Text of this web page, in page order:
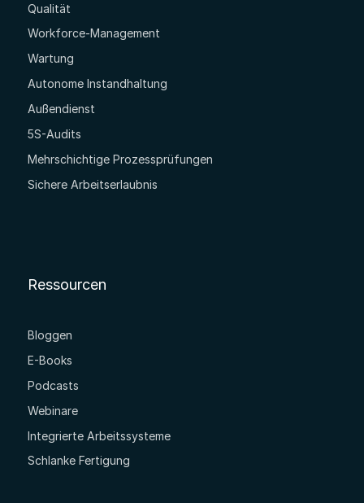
Qualität
Workforce-Management
Wartung
Autonome Instandhaltung
Außendienst
5S-Audits
Mehrschichtige Prozessprüfungen
Sichere Arbeitserlaubnis
Ressourcen
Bloggen
E-Books
Podcasts
Webinare
Integrierte Arbeitssysteme
Schlanke Fertigung